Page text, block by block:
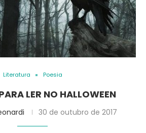
Literatura Poesia
LER NO HALLOWEEN
30 de outubro de 2017